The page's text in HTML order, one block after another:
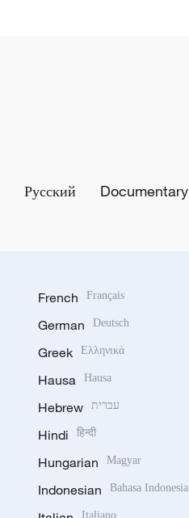
Русский Documentary
French Français
German Deutsch
Greek Ελληνικά
Hausa Hausa
Hebrew עברית
Hindi हिन्दी
Hungarian Magyar
Indonesian Bahasa Indonesia
Italiano